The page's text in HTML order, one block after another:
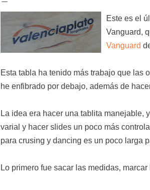
Este es el
Vanguard,
Vanguard
Esta tabla ha tenido más trabajo que las
he enfibrado por debajo, además de
La idea era hacer una tablita manejable,
varial y hacer slides un poco más
para crusing y dancing es un poco larga
Lo primero fue sacar las medidas,